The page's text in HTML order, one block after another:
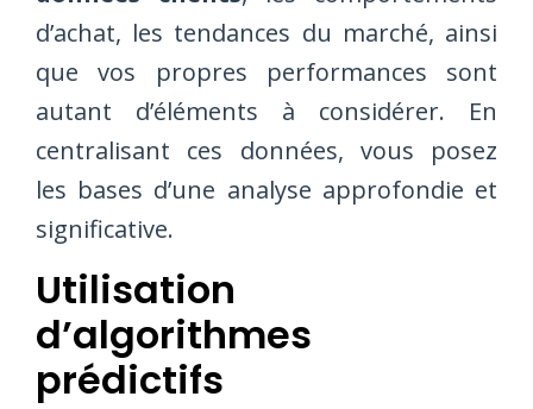
d’achat, les tendances du marché, ainsi
que vos propres performances sont
autant d’éléments à considérer. En
centralisant ces données, vous posez
les bases d’une analyse approfondie et
significative.
Utilisation
d’algorithmes
prédictifs